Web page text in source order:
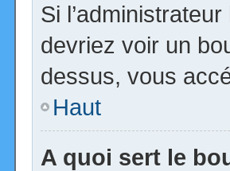
Si
devriez voir un
dessus, vous
Haut
A quoi sert le